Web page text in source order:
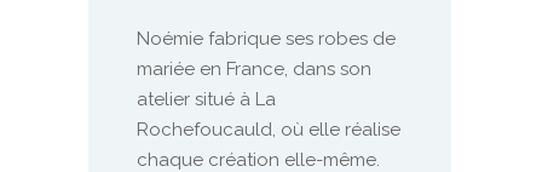
Noémie fabrique ses robes de
mariée en France, dans son
atelier situé à La
Rochefoucauld, où elle réalise
chaque création elle-même.